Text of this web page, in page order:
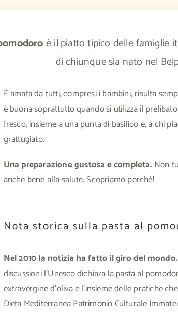
è il piatto tipico delle famiglie
di chiunque sia nato nel
È amata da tutti, compresi i bambini, risulta
è buona soprattutto quando si utilizza il
fresco, insieme a una punta di basilico e, a chi
grattugiato.
Una preparazione gustosa e completa. Non
anche bene alla salute. Scopriamo perché!
Nota storica sulla pasta al
Nel 2010 la notizia ha fatto il giro del mondo.
discussioni l’Unesco dichiara la pasta al
extravergine d’oliva e l’insieme delle pratiche
Dieta Mediterranea Patrimonio Culturale